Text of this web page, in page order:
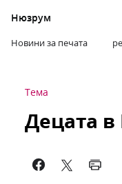
Нюзрум
Новини за печата
Тема
Децата